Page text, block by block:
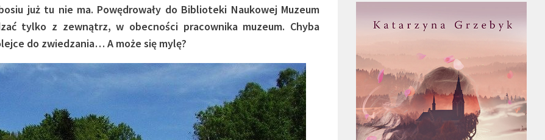
już tu nie ma. Powędrowały do Biblioteki Naukowej Muzeum
tylko z zewnątrz, w obecności pracownika muzeum. Chyba
do zwiedzania… A może się mylę?